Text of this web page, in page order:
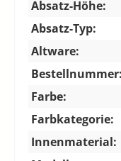
Absatz-Höhe:
Absatz-Typ:
Altware:
Bestellnummer:
Farbe:
Farbkategorie:
Innenmaterial: